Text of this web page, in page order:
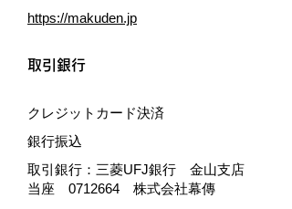
https://makuden.jp
取引銀行
クレジットカード決済
銀行振込
取引銀行：三菱UFJ銀行 金山支店
当座 0712664 株式会社幕傳